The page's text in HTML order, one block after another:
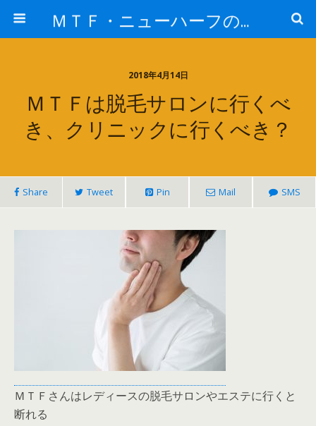
ＭＴＦ・ニューハーフの女子力アップと変身後の処世術！！
2018年4月14日
ＭＴＦは脱毛サロンに行くべ
き、クリニックに行くべき？
Share Tweet Pin Mail SMS
ＭＴＦさんはレディースの脱毛サロンやエステに行くと
断れる